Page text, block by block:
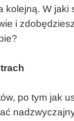
kolejną. W
i
po tym jak